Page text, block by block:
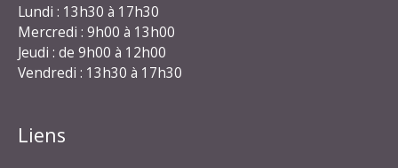
Lundi : 13h30 à 17h30
Mercredi : 9h00 à 13h00
Jeudi : de 9h00 à 12h00
Vendredi : 13h30 à 17h30
Liens